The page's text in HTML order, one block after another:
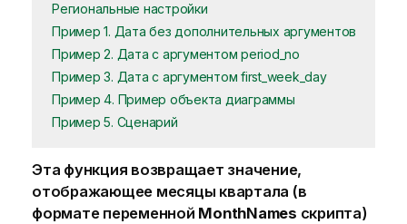
Региональные настройки
Пример 1. Дата без дополнительных аргументов
Пример 2. Дата с аргументом period_no
Пример 3. Дата с аргументом first_week_day
Пример 4. Пример объекта диаграммы
Пример 5. Сценарий
Эта функция возвращает значение,
отображающее месяцы квартала (в
формате переменной MonthNames скрипта)